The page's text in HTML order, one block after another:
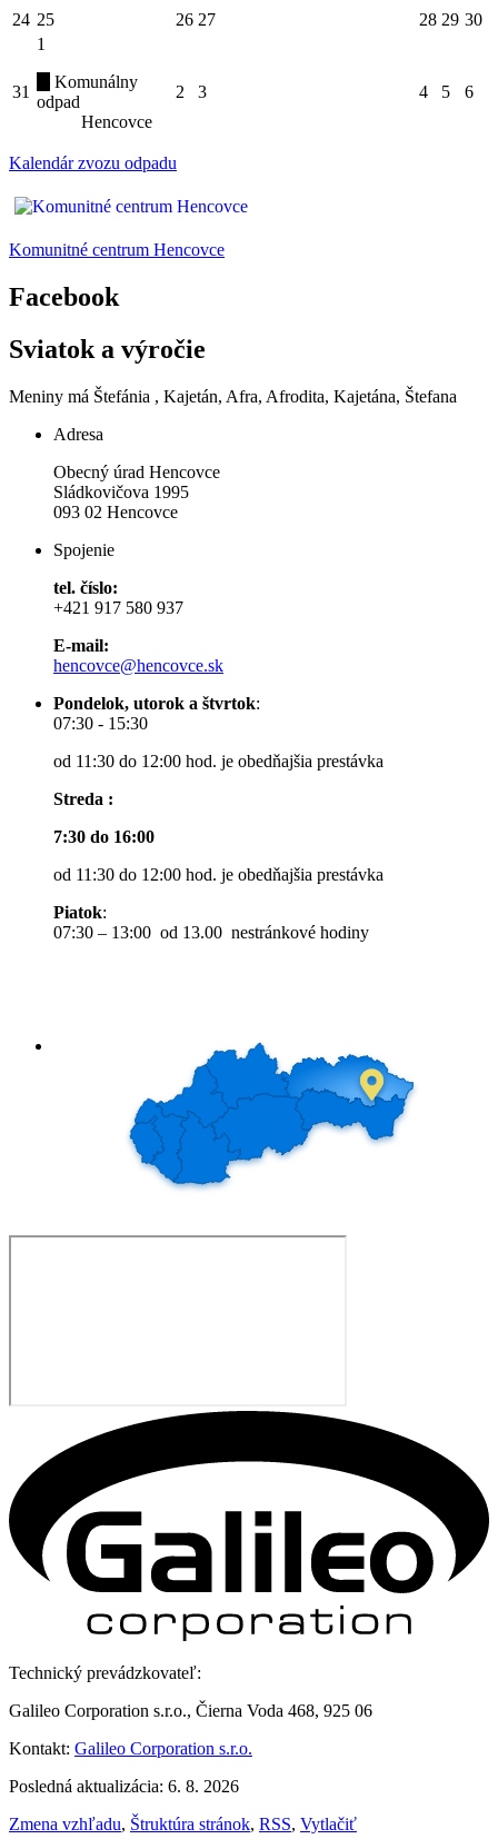
24 25 26 27 28 29 30
31
1
Komunálny
odpad
Hencovce
2 3 4 5 6
Kalendár zvozu odpadu
Komunitné centrum Hencovce
Facebook
Sviatok a výročie
Meniny má Štefánia , Kajetán, Afra, Afrodita, Kajetána, Štefana
Adresa
Obecný úrad Hencovce
Sládkovičova 1995
093 02 Hencovce
Spojenie
tel. číslo:
+421 917 580 937
E-mail:
hencovce@hencovce.sk
Pondelok, utorok a štvrtok:
07:30 - 15:30
od 11:30 do 12:00 hod. je obedňajšia prestávka
Streda :
7:30 do 16:00
od 11:30 do 12:00 hod. je obedňajšia prestávka
Piatok:
07:30 – 13:00 od 13.00 nestránkové hodiny
Technický prevádzkovateľ:
Galileo Corporation s.r.o., Čierna Voda 468, 925 06
Kontakt: Galileo Corporation s.r.o.
Posledná aktualizácia: 6. 8. 2026
Zmena vzhľadu, Štruktúra stránok, RSS, Vytlačiť